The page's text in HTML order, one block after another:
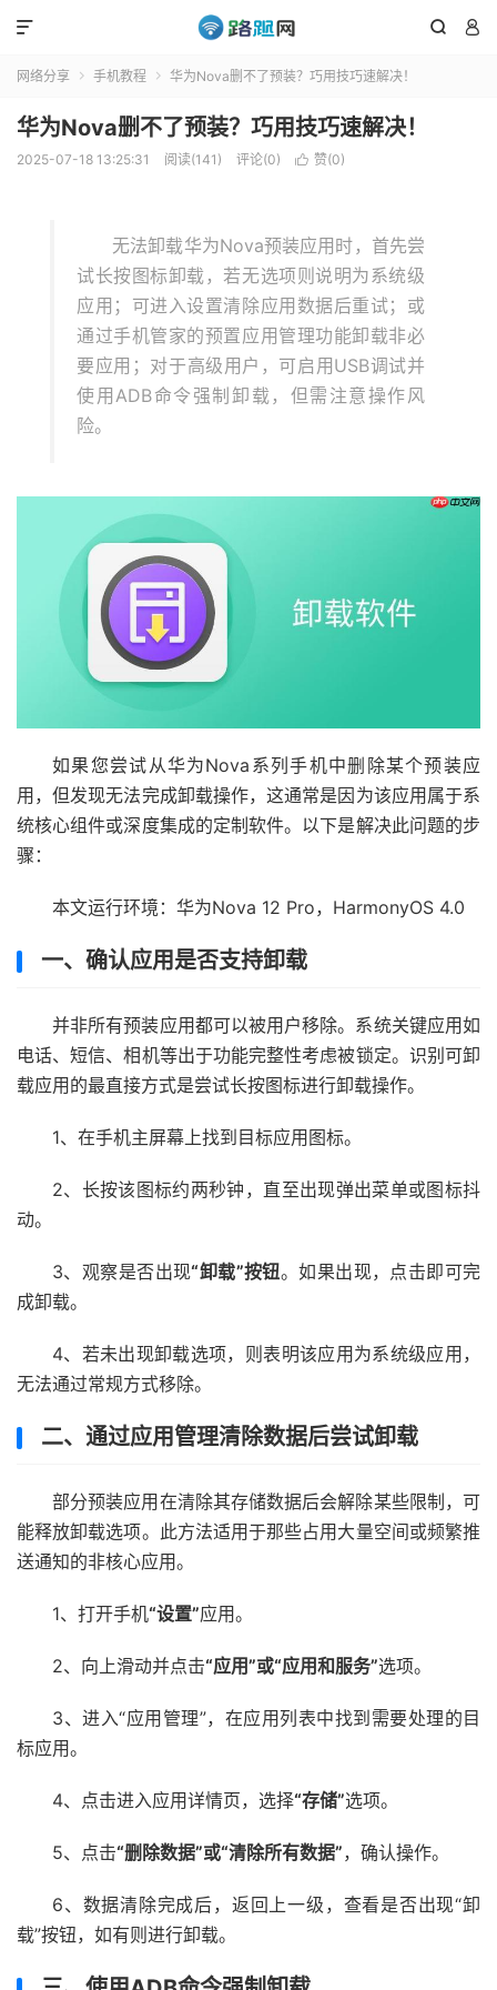
 

网络分享  手机教程  华为Nova删不了预装？巧用技巧速解决！
华为Nova删不了预装？巧用技巧速解决！
2025-07-18 13:25:31 阅读(141) 评论(0)  赞(0)
无法卸载华为Nova预装应用时，首先尝
试长按图标卸载，若无选项则说明为系统级
应用；可进入设置清除应用数据后重试；或
通过手机管家的预置应用管理功能卸载非必
要应用；对于高级用户，可启用USB调试并
使用ADB命令强制卸载，但需注意操作风
险。
如果您尝试从华为Nova系列手机中删除某个预装应
用，但发现无法完成卸载操作，这通常是因为该应用属于系
统核心组件或深度集成的定制软件。以下是解决此问题的步
骤：
本文运行环境：华为Nova 12 Pro，HarmonyOS 4.0
一、确认应用是否支持卸载
并非所有预装应用都可以被用户移除。系统关键应用如
电话、短信、相机等出于功能完整性考虑被锁定。识别可卸
载应用的最直接方式是尝试长按图标进行卸载操作。
1、在手机主屏幕上找到目标应用图标。
2、长按该图标约两秒钟，直至出现弹出菜单或图标抖
动。
3、观察是否出现“卸载”按钮。如果出现，点击即可完
成卸载。
4、若未出现卸载选项，则表明该应用为系统级应用，
无法通过常规方式移除。
二、通过应用管理清除数据后尝试卸载
部分预装应用在清除其存储数据后会解除某些限制，可
能释放卸载选项。此方法适用于那些占用大量空间或频繁推
送通知的非核心应用。
1、打开手机“设置”应用。
2、向上滑动并点击“应用”或“应用和服务”选项。
3、进入“应用管理”，在应用列表中找到需要处理的目
标应用。
4、点击进入应用详情页，选择“存储”选项。
5、点击“删除数据”或“清除所有数据”，确认操作。
6、数据清除完成后，返回上一级，查看是否出现“卸
载”按钮，如有则进行卸载。